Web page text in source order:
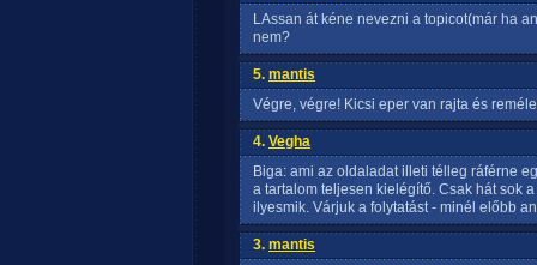
LAssan át kéne nevezni a topicot(már ha
nem?
5. mantis
Végre, végre! Kicsi eper van rajta és
4. Vegha
Biga: ami az oldaladat illeti télleg ráférne
a tartalom teljesen kielégítő. Csak hát sok
ilyesmik. Várjuk a folytatást - minél előbb
3. mantis